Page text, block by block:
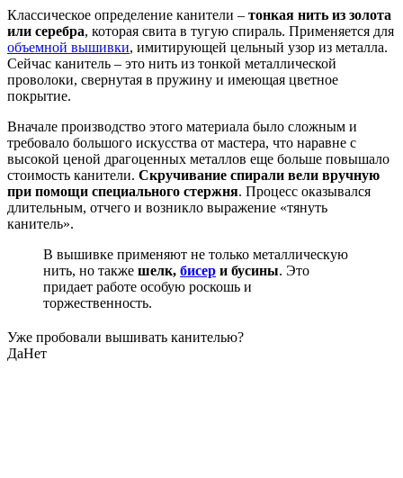
Классическое определение канители – тонкая нить из золота
или серебра, которая свита в тугую спираль. Применяется для
объемной вышивки, имитирующей цельный узор из металла.
Сейчас канитель – это нить из тонкой металлической
проволоки, свернутая в пружину и имеющая цветное
покрытие.
Вначале производство этого материала было сложным и
требовало большого искусства от мастера, что наравне с
высокой ценой драгоценных металлов еще больше повышало
стоимость канители. Скручивание спирали вели вручную
при помощи специального стержня. Процесс оказывался
длительным, отчего и возникло выражение «тянуть
канитель».
В вышивке применяют не только металлическую
нить, но также шелк, бисер и бусины. Это
придает работе особую роскошь и
торжественность.
Уже пробовали вышивать канителью?
ДаНет